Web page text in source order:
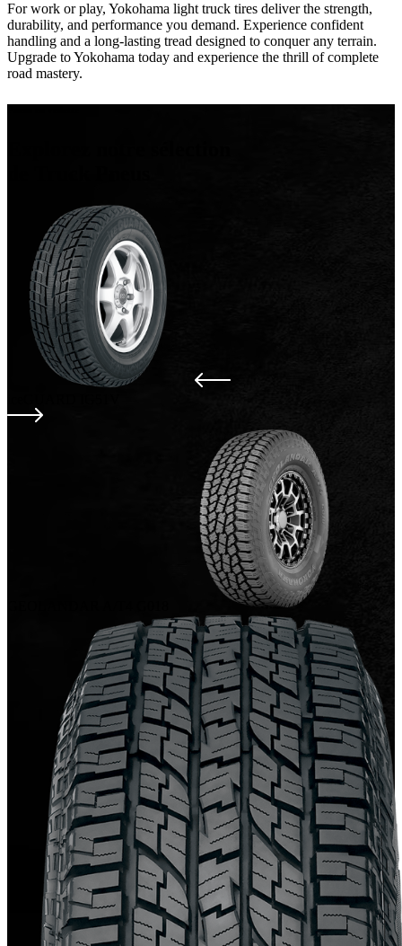
For work or play, Yokohama light truck tires deliver the strength,
durability, and performance you demand. Experience confident
handling and a long-lasting tread designed to conquer any terrain.
Upgrade to Yokohama today and experience the thrill of complete
road mastery.